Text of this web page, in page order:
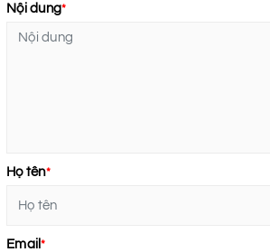
Nội dung*
Họ tên*
Email*